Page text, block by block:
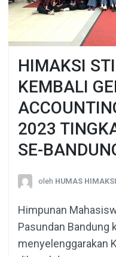
HIMAKSI
KEMBALI
2023
SE-
oleh HUMAS HIMAKSI
Himpunan
Pasundan Bandung
menyelenggarakan